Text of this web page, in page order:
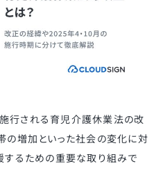
行される育児介護休業法の改
の増加といった社会の変化に対
するための重要な取り組みで